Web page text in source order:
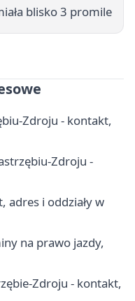
blisko 3 promile
Zdroju - kontakt,
Zdroju -
adres i oddziały w
na prawo jazdy,
Zdroju - kontakt,